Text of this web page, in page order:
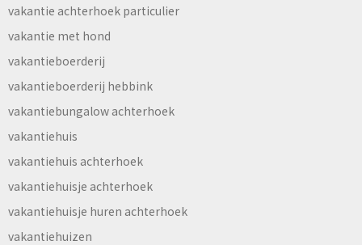
vakantie achterhoek particulier
vakantie met hond
vakantieboerderij
vakantieboerderij hebbink
vakantiebungalow achterhoek
vakantiehuis
vakantiehuis achterhoek
vakantiehuisje achterhoek
vakantiehuisje huren achterhoek
vakantiehuizen